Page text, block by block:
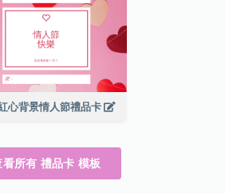
心背景情人節禮品卡
看所有 禮品卡 模板